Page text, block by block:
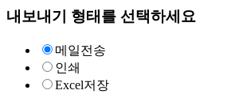
내보내기 형태를 선택하세요
메일전송
인쇄
Excel저장